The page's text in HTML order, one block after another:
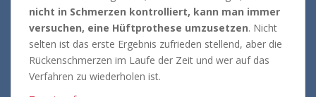
nicht in Schmerzen kontrolliert, kann man immer
versuchen, eine Hüftprothese umzusetzen. Nicht
selten ist das erste Ergebnis zufrieden stellend, aber die
Rückenschmerzen im Laufe der Zeit und wer auf das
Verfahren zu wiederholen ist.